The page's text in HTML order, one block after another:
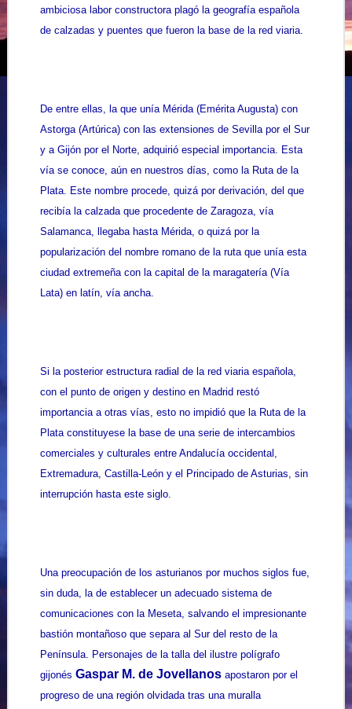
ambiciosa labor constructora plagó la geografía española
de calzadas y puentes que fueron la base de la red viaria.
De entre ellas, la que unía Mérida (Emérita Augusta) con
Astorga (Artúrica) con las extensiones de Sevilla por el Sur
y a Gijón por el Norte, adquirió especial importancia. Esta
vía se conoce, aún en nuestros días, como la Ruta de la
Plata. Este nombre procede, quizá por derivación, del que
recibía la calzada que procedente de Zaragoza, vía
Salamanca, llegaba hasta Mérida, o quizá por la
popularización del nombre romano de la ruta que unía esta
ciudad extremeña con la capital de la maragatería (Vía
Lata) en latín, vía ancha.
Si la posterior estructura radial de la red viaria española,
con el punto de origen y destino en Madrid restó
importancia a otras vías, esto no impidió que la Ruta de la
Plata constituyese la base de una serie de intercambios
comerciales y culturales entre Andalucía occidental,
Extremadura, Castilla-León y el Principado de Asturias, sin
interrupción hasta este siglo.
Una preocupación de los asturianos por muchos siglos fue,
sin duda, la de establecer un adecuado sistema de
comunicaciones con la Meseta, salvando el impresionante
bastión montañoso que separa al Sur del resto de la
Península. Personajes de la talla del ilustre polígrafo
gijonés Gaspar M. de Jovellanos apostaron por el
progreso de una región olvidada tras una muralla